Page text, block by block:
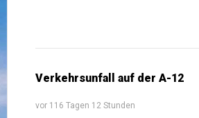
Verkehrsunfall auf der A-12
vor 116 Tagen 12 Stunden